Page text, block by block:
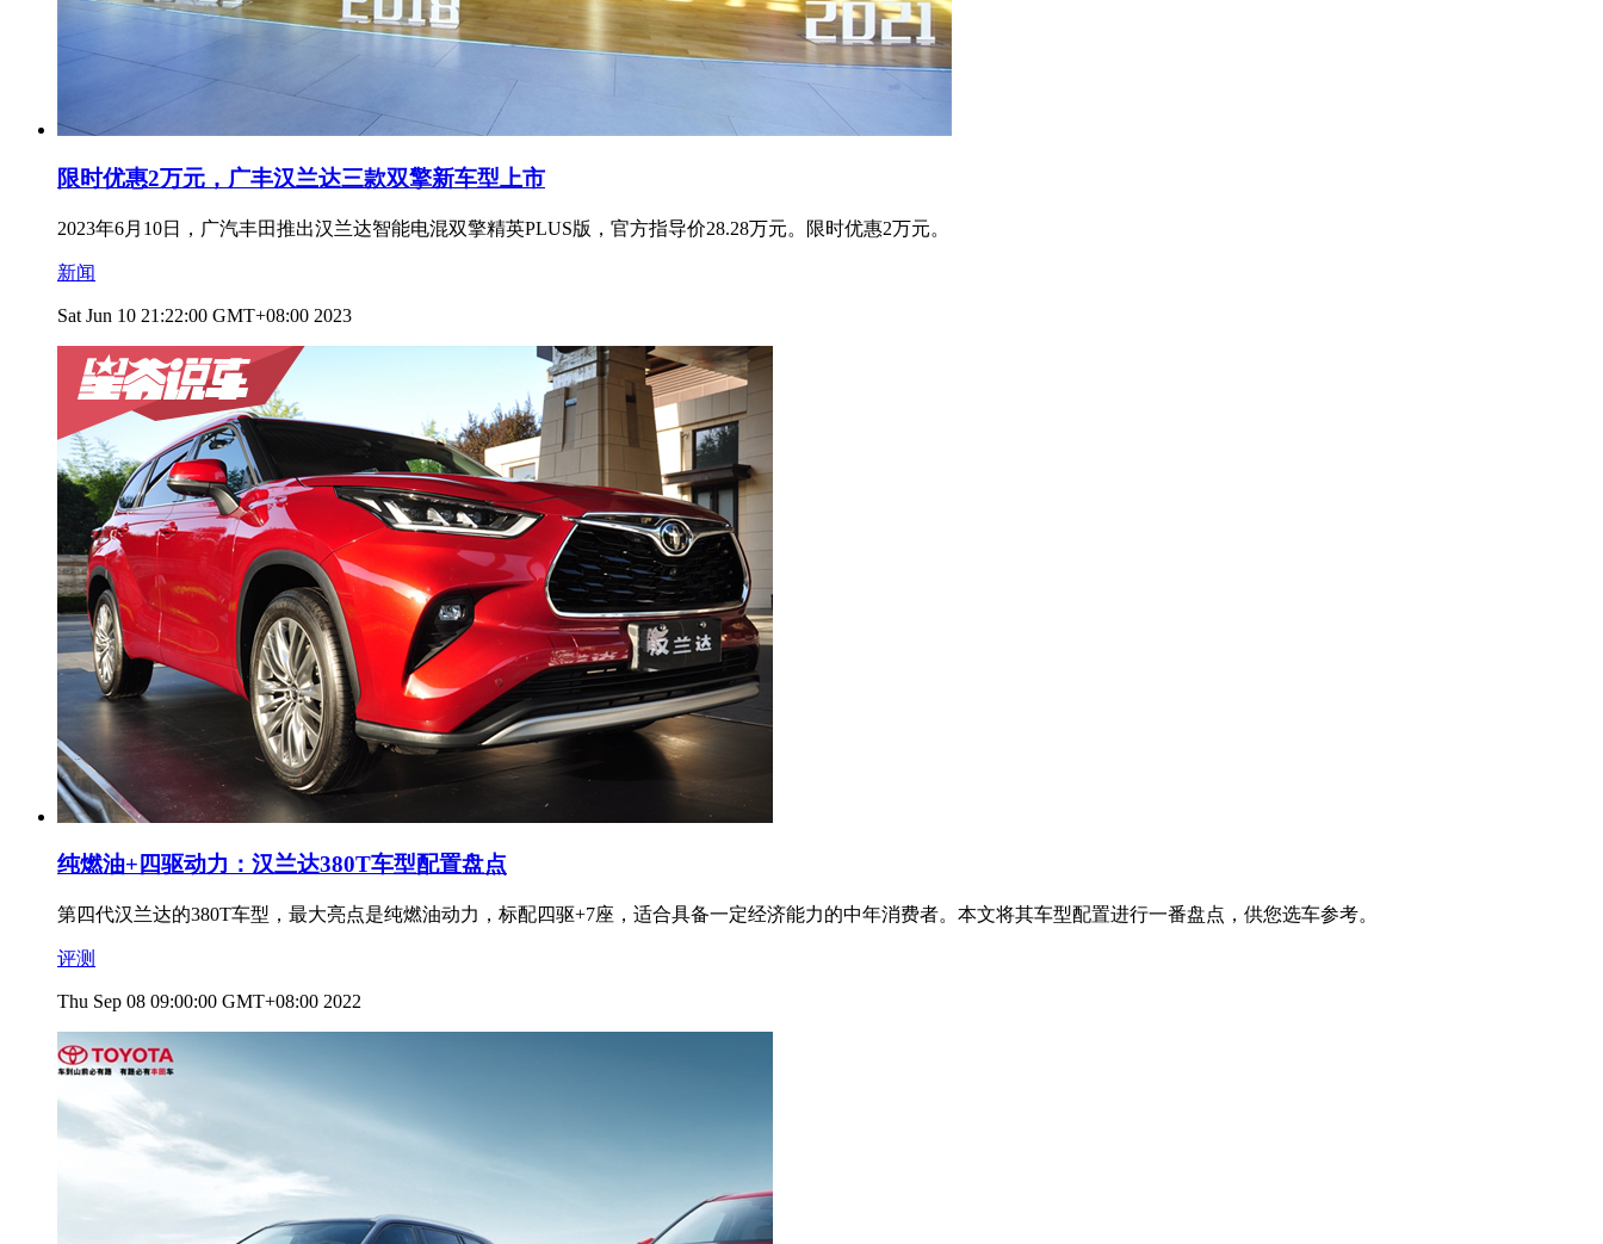
限时优惠2万元，广丰汉兰达三款双擎新车型上市
2023年6月10日，广汽丰田推出汉兰达智能电混双擎精英PLUS版，官方指导价28.28万元。限时优惠2万元。
新闻
Sat Jun 10 21:22:00 GMT+08:00 2023
纯燃油+四驱动力：汉兰达380T车型配置盘点
第四代汉兰达的380T车型，最大亮点是纯燃油动力，标配四驱+7座，适合具备一定经济能力的中年消费者。本文将其车型配置进行一番盘点，供您选车参考。
评测
Thu Sep 08 09:00:00 GMT+08:00 2022